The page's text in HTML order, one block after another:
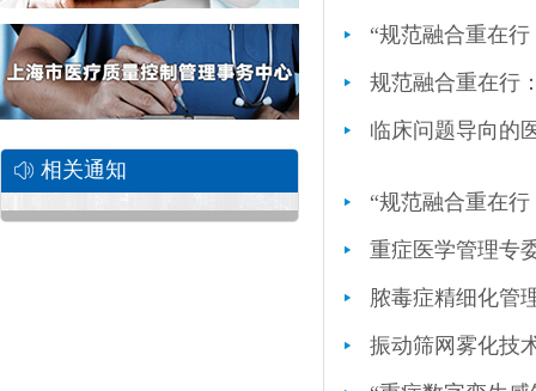
相关通知
“规范融合重在
规范融合重在行
临床问题导向的
“规范融合重在
重症医学管理专
脓毒症精细化管
振动筛网雾化技